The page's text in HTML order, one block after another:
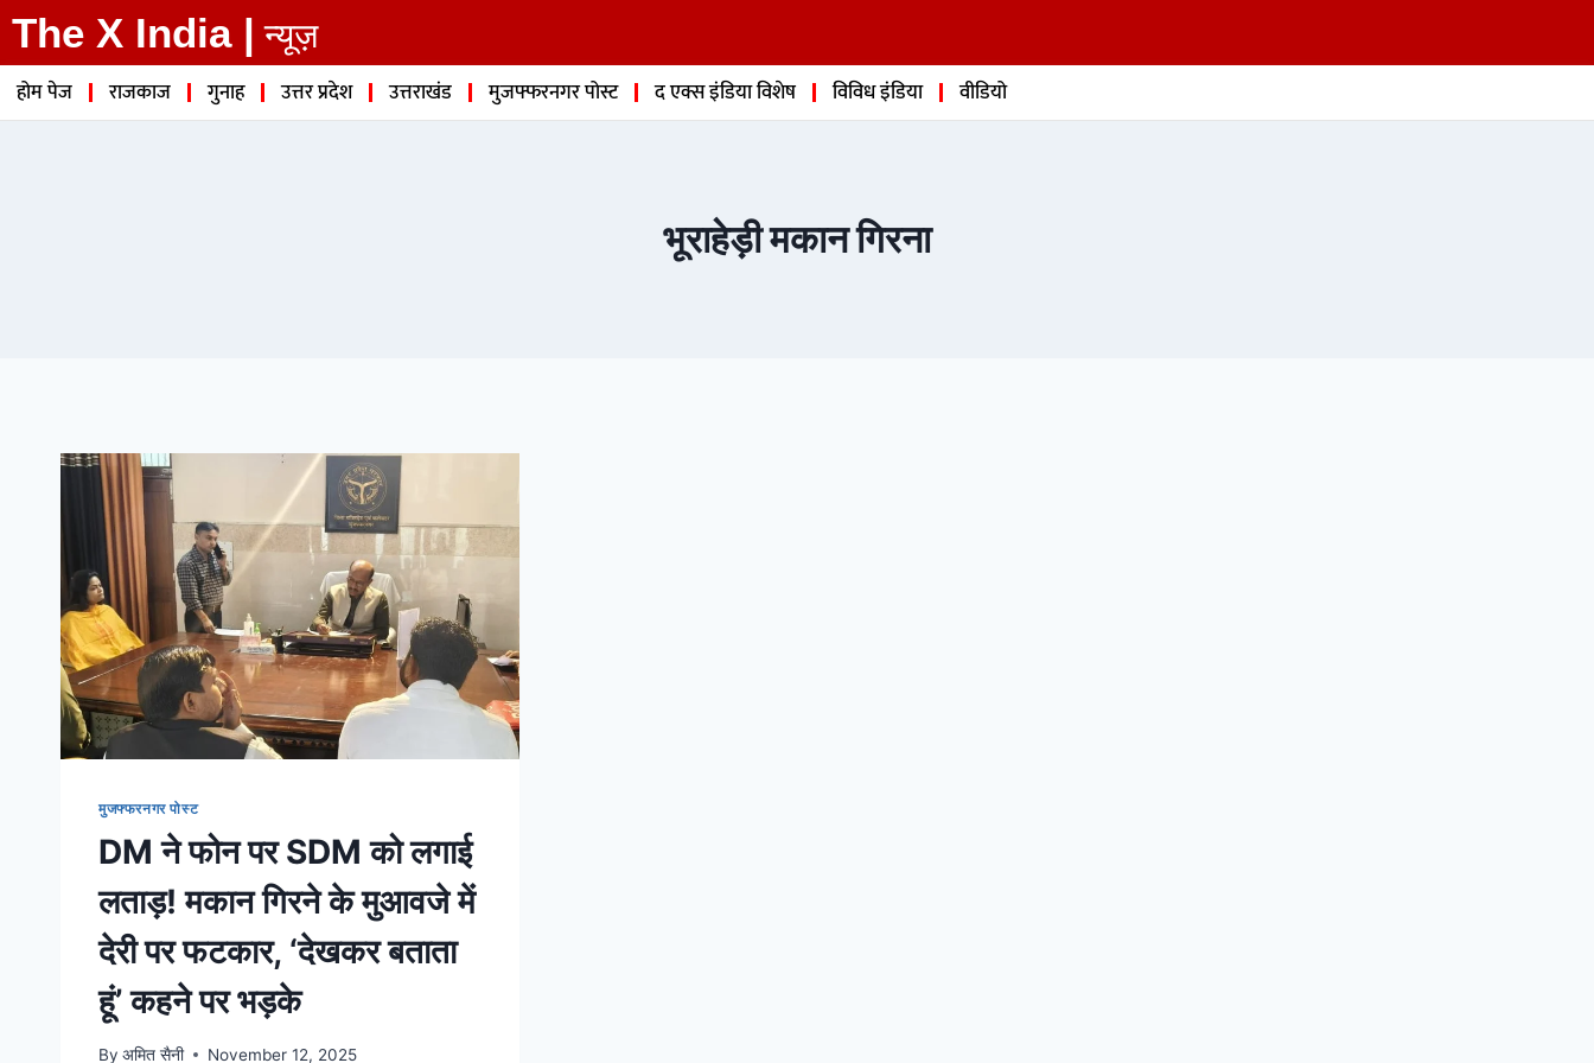
The X India | न्यूज़
होम पेज राजकाज गुनाह उत्तर प्रदेश उत्तराखंड मुजफ्फरनगर पोस्ट द एक्स इंडिया विशेष विविध इंडिया वीडियो
भूराहेड़ी मकान गिरना
मुजफ्फरनगर पोस्ट
DM ने फोन पर SDM को लगाई
लताड़! मकान गिरने के मुआवजे में
देरी पर फटकार, ‘देखकर बताता
हूं’ कहने पर भड़के
By अमित सैनी November 12, 2025